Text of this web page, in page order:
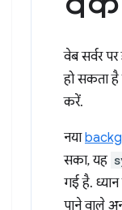
वेब सर्वर
हो सकता है
करें.
नया
सका, यह
गई है.
पाने वाले